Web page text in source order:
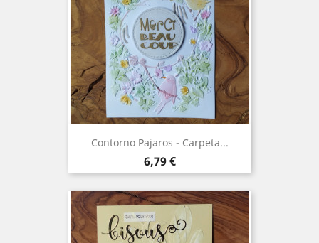
Contorno Pajaros - Carpeta...
Precio
6,79 €